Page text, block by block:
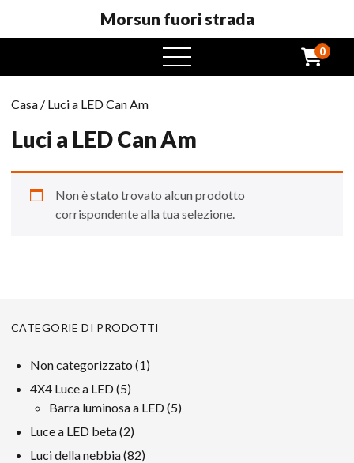
Morsun fuori strada
Menu
aperto
0
Casa / Luci a LED Can Am
Luci a LED Can Am
Non è stato trovato alcun prodotto
corrispondente alla tua selezione.
CATEGORIE DI PRODOTTI
Non categorizzato 11
4X4 Luce a LED 55
prodotti
Barra luminosa a LED 55
Luce a LED beta 22
prodotti
Luci della nebbia 8282